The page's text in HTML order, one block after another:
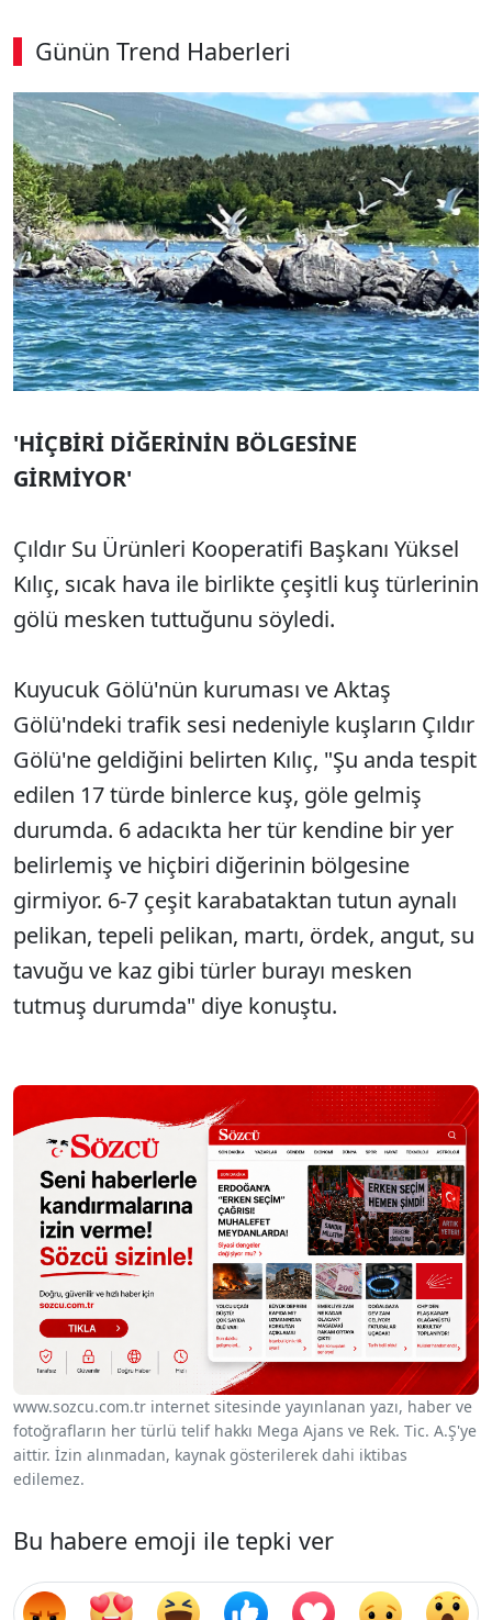
Günün Trend Haberleri
'HİÇBİRİ DİĞERİNİN BÖLGESİNE
GİRMİYOR'
Çıldır Su Ürünleri Kooperatifi Başkanı Yüksel
Kılıç, sıcak hava ile birlikte çeşitli kuş türlerinin
gölü mesken tuttuğunu söyledi.
Kuyucuk Gölü'nün kuruması ve Aktaş
Gölü'ndeki trafik sesi nedeniyle kuşların Çıldır
Gölü'ne geldiğini belirten Kılıç, "Şu anda tespit
edilen 17 türde binlerce kuş, göle gelmiş
durumda. 6 adacıkta her tür kendine bir yer
belirlemiş ve hiçbiri diğerinin bölgesine
girmiyor. 6-7 çeşit karabataktan tutun aynalı
pelikan, tepeli pelikan, martı, ördek, angut, su
tavuğu ve kaz gibi türler burayı mesken
tutmuş durumda" diye konuştu.
www.sozcu.com.tr internet sitesinde yayınlanan yazı, haber ve
fotoğrafların her türlü telif hakkı Mega Ajans ve Rek. Tic. A.Ş'ye
aittir. İzin alınmadan, kaynak gösterilerek dahi iktibas
edilemez.
Bu habere emoji ile tepki ver